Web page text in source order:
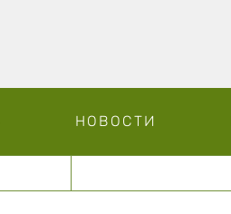
НОВОСТИ